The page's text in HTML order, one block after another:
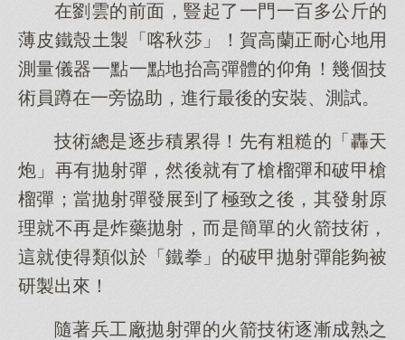
在劉雲的前面，豎起了一門一百多公斤的
薄皮鐵殼土製「喀秋莎」！賀高蘭正耐心地用
測量儀器一點一點地抬高彈體的仰角！幾個技
術員蹲在一旁協助，進行最後的安裝、測試。
技術總是逐步積累得！先有粗糙的「轟天
炮」再有拋射彈，然後就有了槍榴彈和破甲槍
榴彈；當拋射彈發展到了極致之後，其發射原
理就不再是炸藥拋射，而是簡單的火箭技術，
這就使得類似於「鐵拳」的破甲拋射彈能夠被
研製出來！
隨著兵工廠拋射彈的火箭技術逐漸成熟之